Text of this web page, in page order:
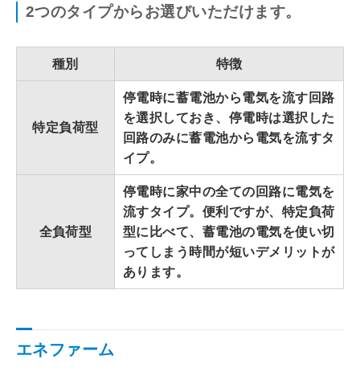
2つのタイプからお選びいただけます。
種別 特徴
特定負荷型
停電時に蓄電池から電気を流す回路
を選択しておき、停電時は選択した
回路のみに蓄電池から電気を流すタ
イプ。
全負荷型
停電時に家中の全ての回路に電気を
流すタイプ。便利ですが、特定負荷
型に比べて、蓄電池の電気を使い切
ってしまう時間が短いデメリットが
あります。
エネファーム